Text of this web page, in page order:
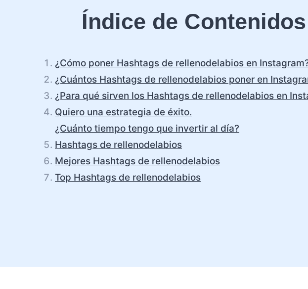
Índice de
¿Cómo poner Hashtags de rellenodelabios en
¿Cuántos Hashtags de rellenodelabios poner en
¿Para qué sirven los Hashtags de rellenodelabios en
Quiero una estrategia de éxito.
¿Cuánto tiempo tengo que invertir al día?
Hashtags de rellenodelabios
Mejores Hashtags de rellenodelabios
Top Hashtags de rellenodelabios